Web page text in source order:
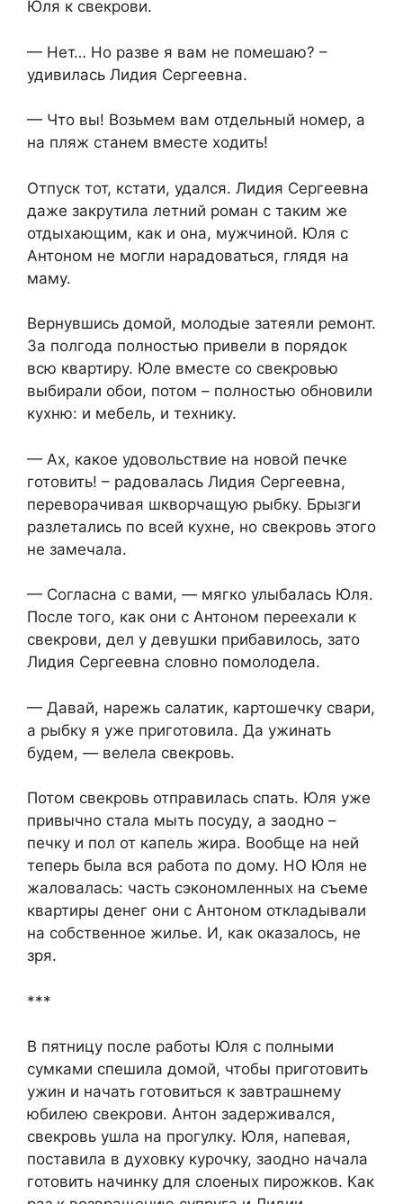
Юля к свекрови.
— Нет… Но разве я вам не помешаю? –
удивилась Лидия Сергеевна.
— Что вы! Возьмем вам отдельный номер, а
на пляж станем вместе ходить!
Отпуск тот, кстати, удался. Лидия Сергеевна
даже закрутила летний роман с таким же
отдыхающим, как и она, мужчиной. Юля с
Антоном не могли нарадоваться, глядя на
маму.
Вернувшись домой, молодые затеяли ремонт.
За полгода полностью привели в порядок
всю квартиру. Юле вместе со свекровью
выбирали обои, потом – полностью обновили
кухню: и мебель, и технику.
— Ах, какое удовольствие на новой печке
готовить! – радовалась Лидия Сергеевна,
переворачивая шкворчащую рыбку. Брызги
разлетались по всей кухне, но свекровь этого
не замечала.
— Согласна с вами, — мягко улыбалась Юля.
После того, как они с Антоном переехали к
свекрови, дел у девушки прибавилось, зато
Лидия Сергеевна словно помолодела.
— Давай, нарежь салатик, картошечку свари,
а рыбку я уже приготовила. Да ужинать
будем, — велела свекровь.
Потом свекровь отправилась спать. Юля уже
привычно стала мыть посуду, а заодно –
печку и пол от капель жира. Вообще на ней
теперь была вся работа по дому. НО Юля не
жаловалась: часть сэкономленных на съеме
квартиры денег они с Антоном откладывали
на собственное жилье. И, как оказалось, не
зря.
***
В пятницу после работы Юля с полными
сумками спешила домой, чтобы приготовить
ужин и начать готовиться к завтрашнему
юбилею свекрови. Антон задерживался,
свекровь ушла на прогулку. Юля, напевая,
поставила в духовку курочку, заодно начала
готовить начинку для слоеных пирожков. Как